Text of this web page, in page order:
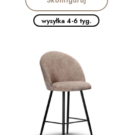
wysyłka 4-6 tyg.